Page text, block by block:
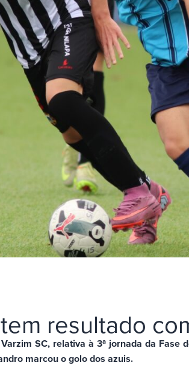
resultado
SC, relativa à 3ª jornada da
marcou o golo dos azuis.